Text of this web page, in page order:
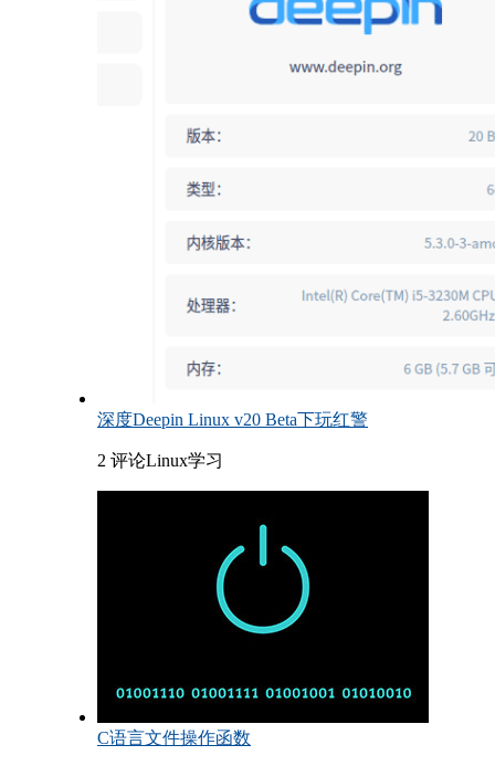
深度Deepin Linux v20 Beta下玩红警
2 评论Linux学习
C语言文件操作函数